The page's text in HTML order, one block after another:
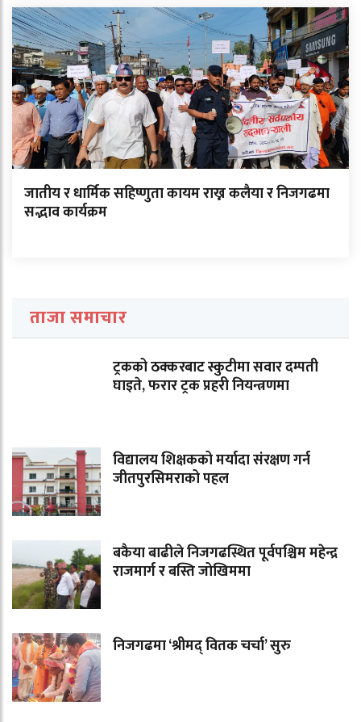
जातीय र धार्मिक सहिष्णुता कायम राख्न कलैया र निजगढमा
सद्भाव कार्यक्रम
ताजा समाचार
ट्रकको ठक्करबाट स्कुटीमा सवार दम्पती
घाइते, फरार ट्रक प्रहरी नियन्त्रणमा
विद्यालय शिक्षकको मर्यादा संरक्षण गर्न
जीतपुरसिमराको पहल
बकैया बाढीले निजगढस्थित पूर्वपश्चिम महेन्द्र
राजमार्ग र बस्ति जोखिममा
निजगढमा ‘श्रीमद् वितक चर्चा’ सुरु